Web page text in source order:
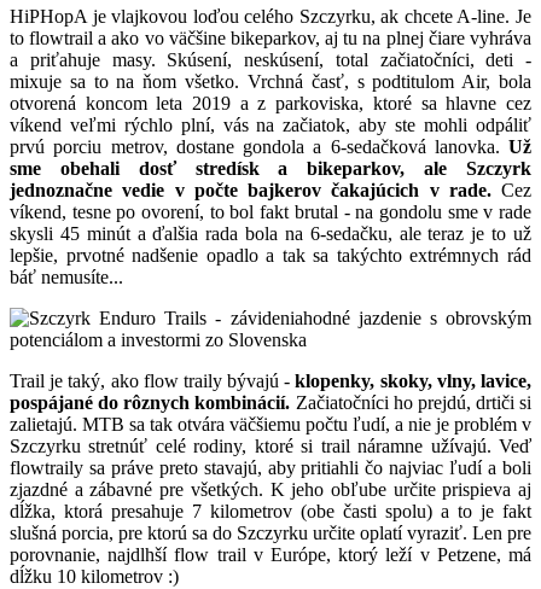
HiPHopA je vlajkovou loďou celého Szczyrku, ak chcete A-line. Je
to flowtrail a ako vo väčšine bikeparkov, aj tu na plnej čiare vyhráva
a priťahuje masy. Skúsení, neskúsení, total začiatočníci, deti -
mixuje sa to na ňom všetko. Vrchná časť, s podtitulom Air, bola
otvorená koncom leta 2019 a z parkoviska, ktoré sa hlavne cez
víkend veľmi rýchlo plní, vás na začiatok, aby ste mohli odpáliť
prvú porciu metrov, dostane gondola a 6-sedačková lanovka. Už
sme obehali dosť stredísk a bikeparkov, ale Szczyrk
jednoznačne vedie v počte bajkerov čakajúcich v rade.Cez
víkend, tesne po ovorení, to bol fakt brutal - na gondolu sme v rade
skysli 45 minút a ďalšia rada bola na 6-sedačku, ale teraz je to už
lepšie, prvotné nadšenie opadlo a tak sa takýchto extrémnych rád
báť nemusíte...
Trail je taký, ako flow traily bývajú -klopenky, skoky, vlny, lavice,
pospájané do rôznych kombinácií. Začiatočníci ho prejdú, drtiči si
zalietajú. MTB sa tak otvára väčšiemu počtu ľudí, a nie je problém v
Szczyrku stretnúť celé rodiny, ktoré si trail náramne užívajú. Veď
flowtraily sa práve preto stavajú, aby pritiahli čo najviac ľudí a boli
zjazdné a zábavné pre všetkých. K jeho obľube určite prispieva aj
dĺžka, ktorá presahuje 7 kilometrov (obe časti spolu) a to je fakt
slušná porcia, pre ktorú sa do Szczyrku určite oplatí vyraziť. Len pre
porovnanie, najdlhší flow trail v Európe, ktorý leží v Petzene, má
dĺžku 10 kilometrov :)